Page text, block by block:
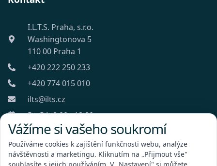
I.L.T.S. Praha, s.r.o.
Washingtonova 5
110 00 Praha 1
+420 222 250 233
+420 774 015 010
ilts@ilts.cz
Po-Pá: 8:00 - 18:00
Vážíme si vašeho soukromí
Používáme cookies k zajištění funkčnosti webu, analýze
návštěvnosti a marketingu. Kliknutím na „Přijmout vše"